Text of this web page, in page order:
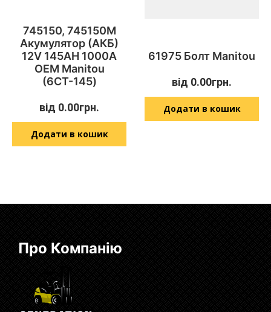
745150, 745150M
Акумулятор (АКБ)
12V 145AH 1000A
OEM Manitou
(6СТ-145)
від 0.00грн.
Додати в кошик
61975 Болт Manitou
від 0.00грн.
Додати в кошик
Про Компанію